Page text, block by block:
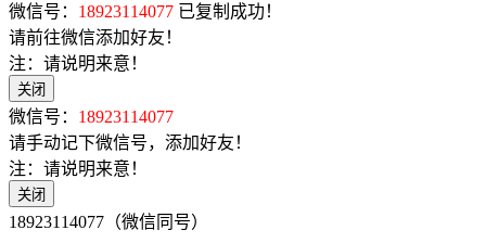
微信号： 18923114077 已复制成功！
请前往微信添加好友！
注：请说明来意！
关闭
微信号： 18923114077
请手动记下微信号，添加好友！
注：请说明来意！
关闭
18923114077（微信同号）